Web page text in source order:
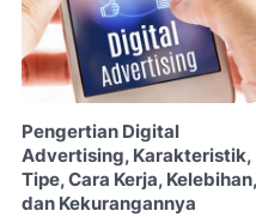
Pengertian Digital
Advertising, Karakteristik,
Tipe, Cara Kerja, Kelebihan,
dan Kekurangannya